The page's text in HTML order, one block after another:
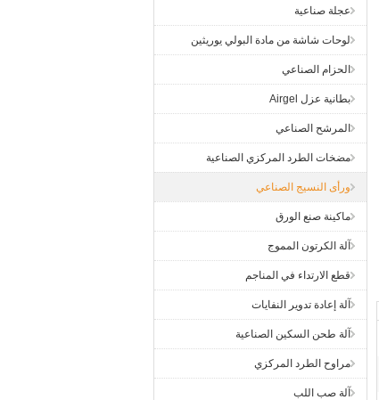
عجلة صناعية
لوحات شاشة من مادة البولي يوريثين
الحزام الصناعي
بطانية عزل Airgel
المرشح الصناعي
مضخات الطرد المركزي الصناعية
ورأى النسيج الصناعي
ماكينة صنع الورق
آلة الكرتون المموج
قطع الارتداء في المناجم
آلة إعادة تدوير النفايات
آلة طحن السكين الصناعية
مراوح الطرد المركزي
آلة صب اللب